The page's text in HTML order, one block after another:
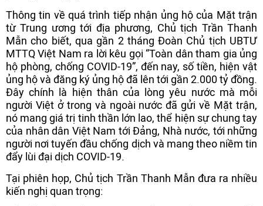
Thông tin về quá trình tiếp nhận ủng hộ của Mặt trận
từ Trung ương tới địa phương, Chủ tịch Trần Thanh
Mẫn cho biết, qua gần 2 tháng Đoàn Chủ tịch UBTƯ
MTTQ Việt Nam ra lời kêu gọi “Toàn dân tham gia ủng
hộ phòng, chống COVID-19”, đến nay, số tiền, hiện vật
ủng hộ và đăng ký ủng hộ đã lên tới gần 2.000 tỷ đồng.
Đây chính là hiện thân của lòng yêu nước mà mỗi
người Việt ở trong và ngoài nước đã gửi về Mặt trận,
nó mang giá trị tinh thần lớn lao, thể hiện sự chung tay
của nhân dân Việt Nam tới Đảng, Nhà nước, tới những
người nơi tuyến đầu chống dịch và mang theo niềm tin
đẩy lùi đại dịch COVID-19.
Tại phiên họp, Chủ tịch Trần Thanh Mẫn đưa ra nhiều
kiến nghị quan trọng: